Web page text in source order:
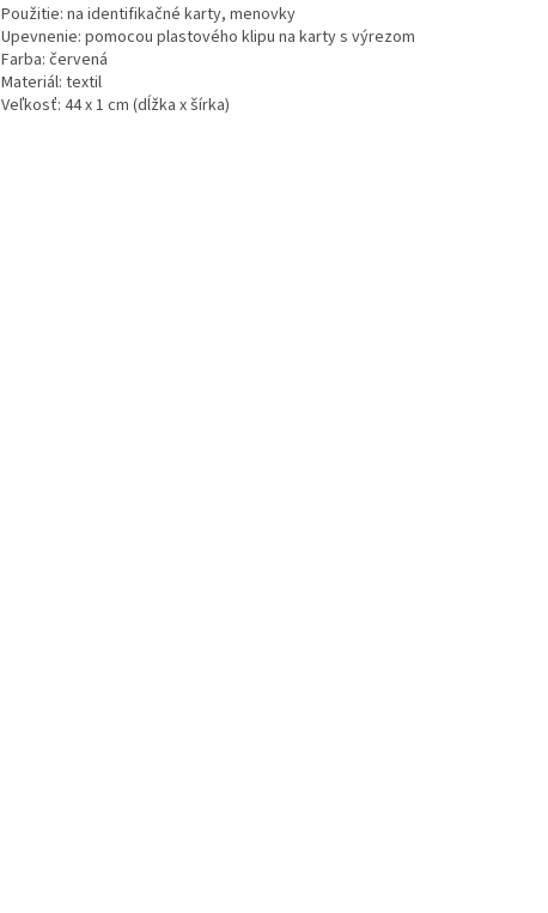
Použitie: na identifikačné karty, menovky
Upevnenie: pomocou plastového klipu na karty s výrezom
Farba: červená
Materiál: textil
Veľkosť: 44 x 1 cm (dĺžka x šírka)